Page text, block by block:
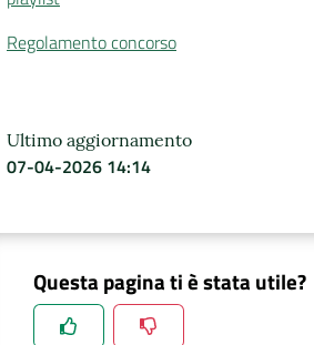
Regolamento concorso
Ultimo aggiornamento
07-04-2026 14:14
Questa pagina ti è stata utile?